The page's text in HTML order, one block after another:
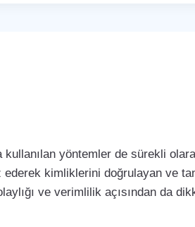
yöntemler de sürekli
kimliklerini doğrulayan ve
ve verimlilik açısından da